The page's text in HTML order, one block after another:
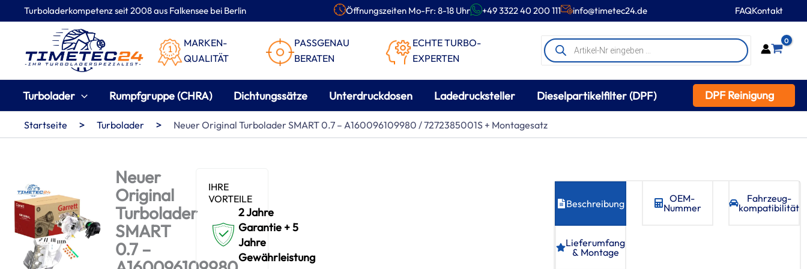
Turboladerkompetenz seit 2008 aus Falkensee bei Berlin Öffnungszeiten Mo-Fr: 8-18 Uhr +49 3322 40 200 111 info@timetec24.de FAQKontakt
MARKEN-
QUALITÄT
PASSGENAU
BERATEN
ECHTE TURBO-
EXPERTEN
Products
search
0
Turbolader Rumpfgruppe (CHRA) Dichtungssätze Unterdruckdosen Ladedrucksteller Dieselpartikelfilter (DPF) DPF Reinigung
Inhalt
Startseite > Turbolader > Neuer Original Turbolader SMART 0.7 – A160096109980 / 7272385001S + Montagesatz
Neuer
Original
Turbolader
SMART
0.7 –
IHRE
VORTEILE
2 Jahre
Garantie + 5
Jahre
Gewährleistung
Beschreibung
OEM-
Nummer
Fahrzeug­
kompatibilität
Lieferumfang
& Montage